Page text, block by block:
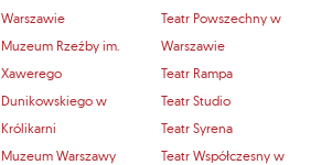
Warszawie
Muzeum Rzeźby im.
Xawerego
Dunikowskiego w
Królikarni
Muzeum Warszawy
Teatr Powszechny w
Warszawie
Teatr Rampa
Teatr Studio
Teatr Syrena
Teatr Współczesny w